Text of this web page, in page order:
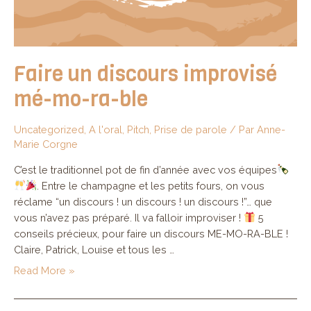
Faire un discours improvisé
mé-mo-ra-ble
Uncategorized A l'oral Pitch Prise de parole / Par Anne-
Marie Corgne
C’est le traditionnel pot de fin d’année avec vos équipes
. Entre le champagne et les petits fours, on vous
réclame “un discours ! un discours ! un discours !”… que
vous n’avez pas préparé. Il va falloir improviser !
5
conseils précieux, pour faire un discours ME-MO-RA-BLE !
Claire, Patrick, Louise et tous les …
Faire
discours
Read More »